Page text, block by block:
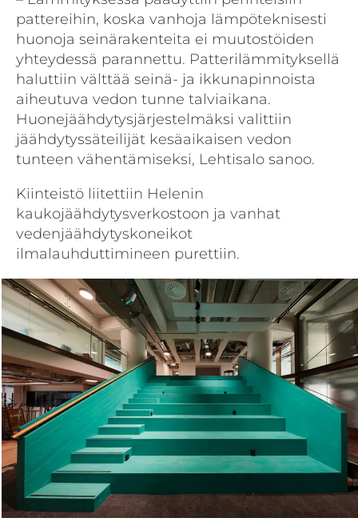
pattereihin, koska vanhoja lämpöteknisesti
huonoja seinärakenteita ei muutostöiden
yhteydessä parannettu. Patterilämmityksellä
haluttiin välttää seinä- ja ikkunapinnoista
aiheutuva vedon tunne talviaikana.
Huonejäähdytysjärjestelmäksi valittiin
jäähdytyssäteilijät kesäaikaisen vedon
tunteen vähentämiseksi, Lehtisalo sanoo.
Kiinteistö liitettiin Helenin
kaukojäähdytysverkostoon ja vanhat
vedenjäähdytyskoneikot
ilmalauhduttimineen purettiin.